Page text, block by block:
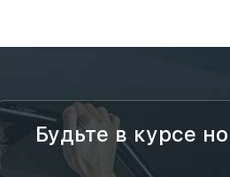
Будьте в курсе